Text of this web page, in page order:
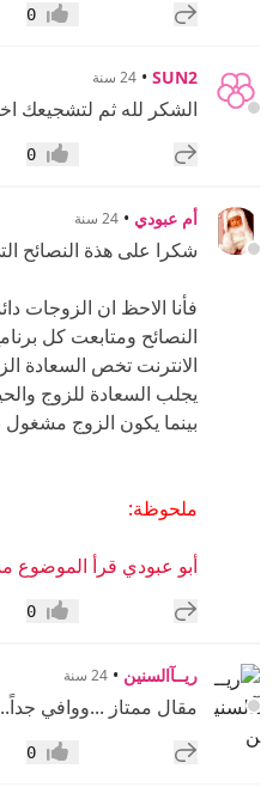
إضافة رد جديد إعجاب0
SUN2
• 24 سنة
الشكر لله ثم لتشجيعك
إضافة رد جديد إعجاب0
أم عبودي • 24 سنة
شكرا على هذة النصائح
فأنا الاحظ ان الزوجات
النصائح ومتابعت كل
الانترنت تخص السعادة
يجلب السعادة للزوج
بينما يكون الزوج مشغول
ملحوظة:
أبو عبودي قرأ الموضوع
إضافة رد جديد إعجاب0
ريــآالسنين • 24 سنة
مقال ممتاز ...ووافي
إضافة رد جديد إعجاب0